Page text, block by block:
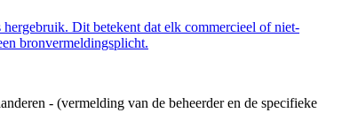
Dit betekent dat elk commercieel of niet-
bronvermeldingsplicht.
- (vermelding van de beheerder en de specifieke